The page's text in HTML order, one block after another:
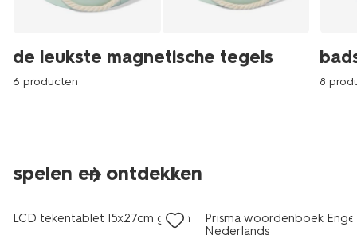
de leukste magnetische tegels
6 producten 8
spelen en ontdekken
nieuw
LCD tekentablet 15x27cm groen
Prisma woordenboek
Nederlands